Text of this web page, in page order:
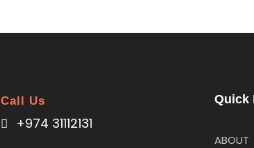
Call Us
+974 31112131
Quick
ABOUT